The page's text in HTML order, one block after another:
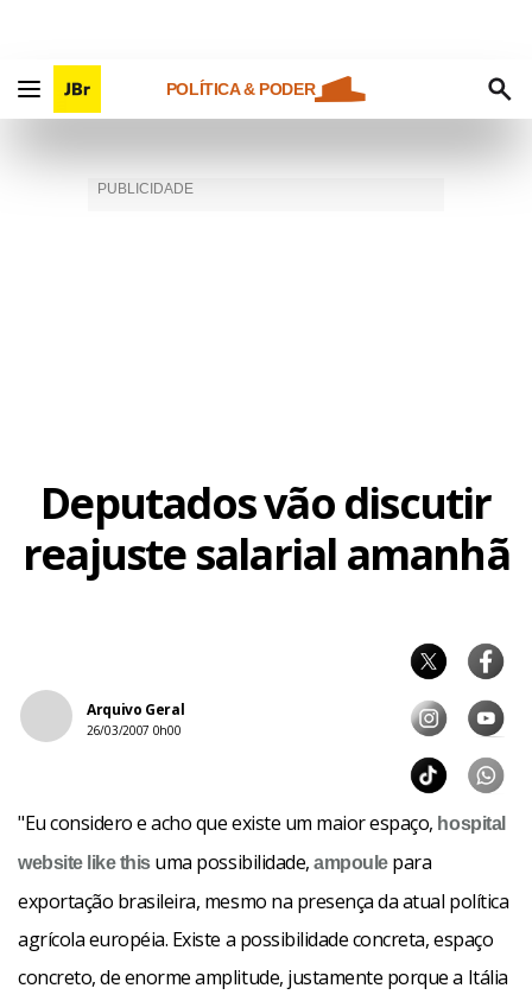
POLÍTICA & PODER
Deputados vão discutir
reajuste salarial amanhã
Arquivo Geral
26/03/2007 0h00
"Eu considero e acho que existe um maior espaço, hospital
website like thisuma possibilidade,ampoulepara
exportação brasileira, mesmo na presença da atual política
agrícola européia. Existe a possibilidade concreta, espaço
concreto, de enorme amplitude, justamente porque a Itália